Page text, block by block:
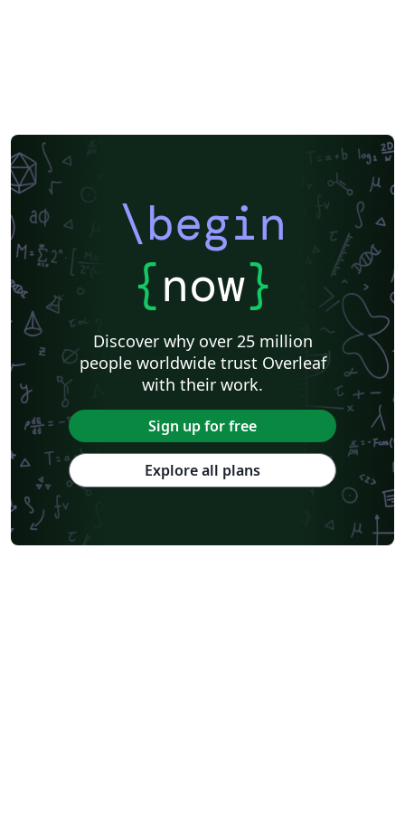
\begin
{now}
Discover why over 25 million
people worldwide trust Overleaf
with their work.
Sign up for free
Explore all plans